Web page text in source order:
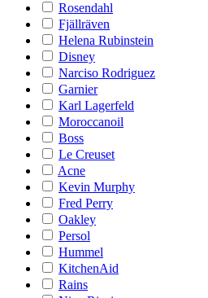
Rosendahl
Fjällräven
Helena Rubinstein
Disney
Narciso Rodriguez
Garnier
Karl Lagerfeld
Moroccanoil
Boss
Le Creuset
Acne
Kevin Murphy
Fred Perry
Oakley
Persol
Hummel
KitchenAid
Rains